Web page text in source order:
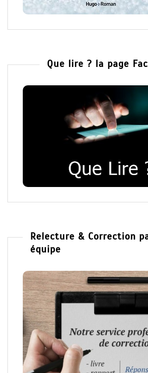
Que lire ? la page
Relecture & Correction
équipe